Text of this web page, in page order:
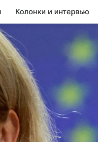
Колонки и интервью